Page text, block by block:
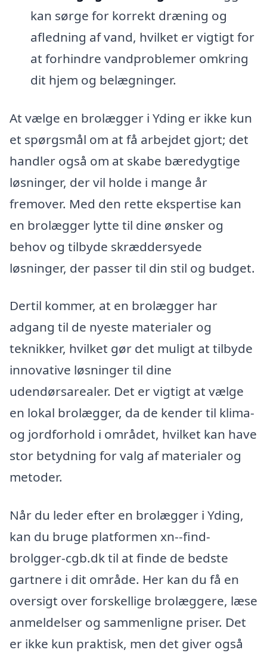
kan sørge for korrekt dræning og
afledning af vand, hvilket er vigtigt for
at forhindre vandproblemer omkring
dit hjem og belægninger.
At vælge en brolægger i Yding er ikke kun
et spørgsmål om at få arbejdet gjort; det
handler også om at skabe bæredygtige
løsninger, der vil holde i mange år
fremover. Med den rette ekspertise kan
en brolægger lytte til dine ønsker og
behov og tilbyde skræddersyede
løsninger, der passer til din stil og budget.
Dertil kommer, at en brolægger har
adgang til de nyeste materialer og
teknikker, hvilket gør det muligt at tilbyde
innovative løsninger til dine
udendørsarealer. Det er vigtigt at vælge
en lokal brolægger, da de kender til klima-
og jordforhold i området, hvilket kan have
stor betydning for valg af materialer og
metoder.
Når du leder efter en brolægger i Yding,
kan du bruge platformen xn--find-
brolgger-cgb.dk til at finde de bedste
gartnere i dit område. Her kan du få en
oversigt over forskellige brolæggere, læse
anmeldelser og sammenligne priser. Det
er ikke kun praktisk, men det giver også